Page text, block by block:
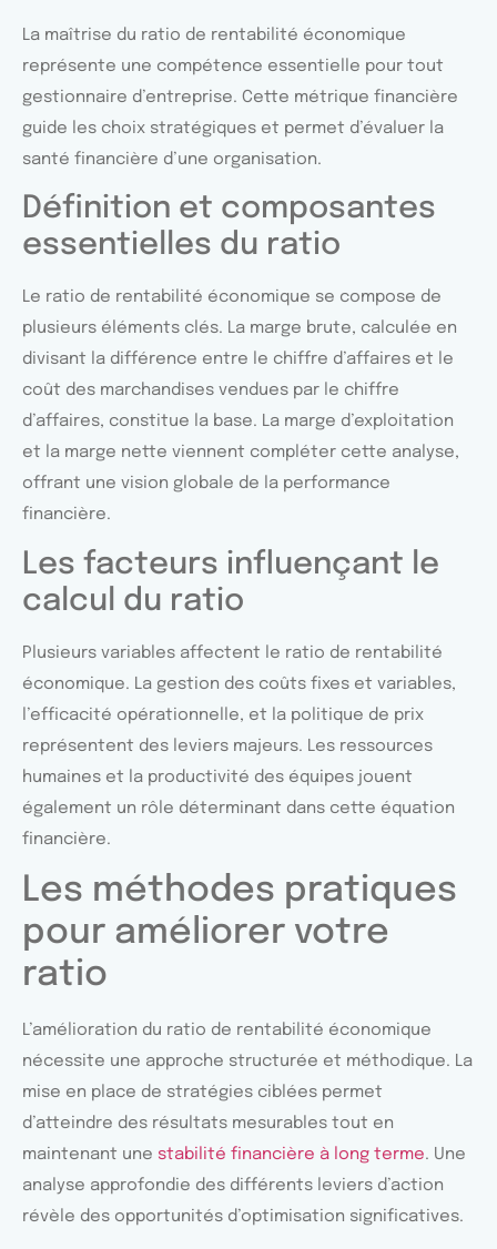
La maîtrise du ratio de rentabilité économique
représente une compétence essentielle pour tout
gestionnaire d’entreprise. Cette métrique financière
guide les choix stratégiques et permet d’évaluer la
santé financière d’une organisation.
Définition et composantes
essentielles du ratio
Le ratio de rentabilité économique se compose de
plusieurs éléments clés. La marge brute, calculée en
divisant la différence entre le chiffre d’affaires et le
coût des marchandises vendues par le chiffre
d’affaires, constitue la base. La marge d’exploitation
et la marge nette viennent compléter cette analyse,
offrant une vision globale de la performance
financière.
Les facteurs influençant le
calcul du ratio
Plusieurs variables affectent le ratio de rentabilité
économique. La gestion des coûts fixes et variables,
l’efficacité opérationnelle, et la politique de prix
représentent des leviers majeurs. Les ressources
humaines et la productivité des équipes jouent
également un rôle déterminant dans cette équation
financière.
Les méthodes pratiques
pour améliorer votre
ratio
L’amélioration du ratio de rentabilité économique
nécessite une approche structurée et méthodique. La
mise en place de stratégies ciblées permet
d’atteindre des résultats mesurables tout en
maintenant une stabilité financière à long terme. Une
analyse approfondie des différents leviers d’action
révèle des opportunités d’optimisation significatives.